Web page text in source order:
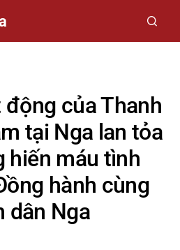
của Thanh
tại Nga lan tỏa
hiến máu tình
hành cùng
dân Nga